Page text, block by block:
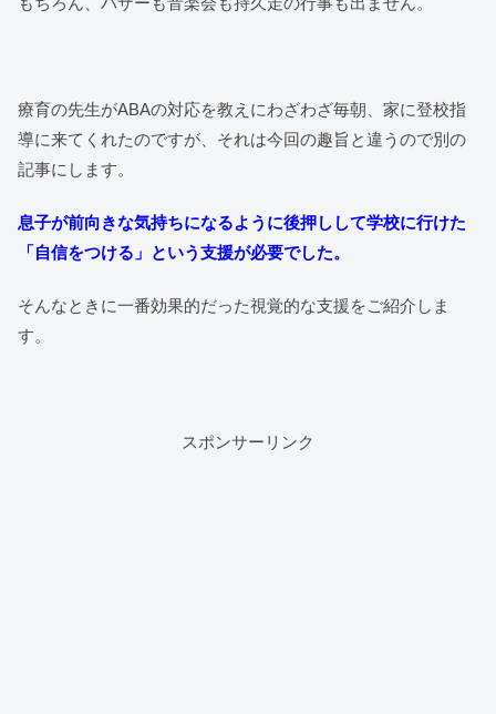
療育の先生がABAの対応を教えにわざわざ毎朝、家に登校指
導に来てくれたのですが、それは今回の趣旨と違うので別の
記事にします。
息子が前向きな気持ちになるように後押しして学校に行けた
「自信をつける」という支援が必要でした。
そんなときに一番効果的だった視覚的な支援をご紹介しま
す。
スポンサーリンク